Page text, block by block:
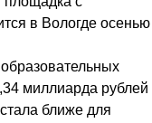
в Вологде осенью
миллиарда рублей
ближе для